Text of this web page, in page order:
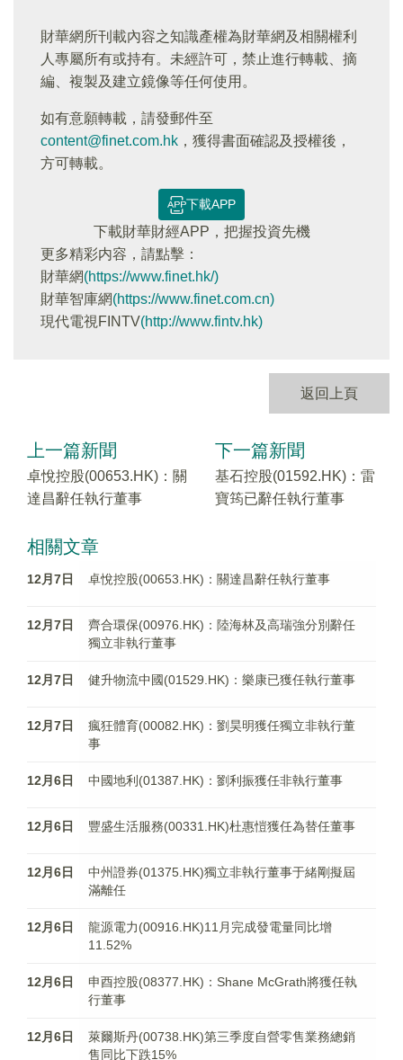
財華網所刊載內容之知識產權為財華網及相關權利
人專屬所有或持有。未經許可，禁止進行轉載、摘
編、複製及建立鏡像等任何使用。
如有意願轉載，請發郵件至
content@finet.com.hk ，獲得書面確認及授權後，
方可轉載。
下載APP
下載財華財經APP，把握投資先機
更多精彩内容，請點擊：
財華網(https://www.finet.hk/)
財華智庫網(https://www.finet.com.cn)
現代電視FINTV(http://www.fintv.hk)
返回上頁
上一篇新聞
卓悅控股(00653.HK)：關
達昌辭任執行董事
下一篇新聞
基石控股(01592.HK)：雷
寶筠已辭任執行董事
相關文章
12月7日 卓悅控股(00653.HK)：關達昌辭任執行董事
12月7日
齊合環保(00976.HK)：陸海林及高瑞強分別辭任
獨立非執行董事
12月7日 健升物流中國(01529.HK)：樂康已獲任執行董事
12月7日
瘋狂體育(00082.HK)：劉昊明獲任獨立非執行董
事
12月6日 中國地利(01387.HK)：劉利振獲任非執行董事
12月6日 豐盛生活服務(00331.HK)杜惠愷獲任為替任董事
12月6日
中州證券(01375.HK)獨立非執行董事于緒剛擬屆
滿離任
12月6日
龍源電力(00916.HK)11月完成發電量同比增
11.52%
12月6日
申酉控股(08377.HK)：Shane McGrath將獲任執
行董事
12月6日
萊爾斯丹(00738.HK)第三季度自營零售業務總銷
售同比下跌15%